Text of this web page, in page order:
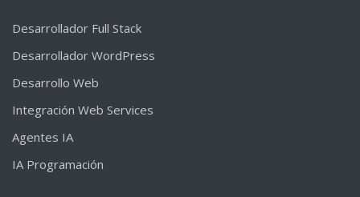
Desarrollador Full Stack
Desarrollador WordPress
Desarrollo Web
Integración Web Services
Agentes IA
IA Programación